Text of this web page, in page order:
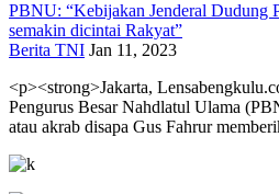
PBNU: “Kebijakan Jenderal Dudung
semakin dicintai Rakyat”
Berita TNI Jan 11, 2023
<p><strong>Jakarta,
Pengurus Besar Nahdlatul Ulama
atau akrab disapa Gus Fahrur